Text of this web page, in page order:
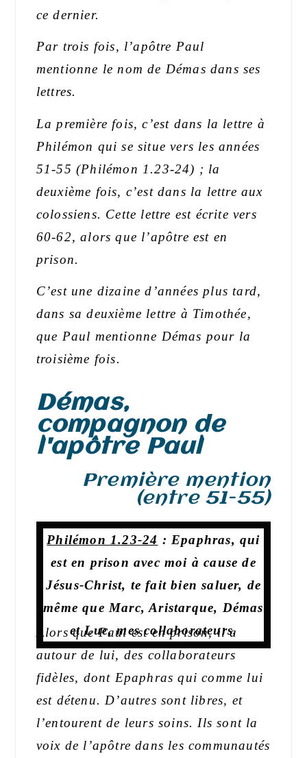
ce dernier.
Par trois fois, l’apôtre Paul
mentionne le nom de Démas dans ses
lettres.
La première fois, c’est dans la lettre à
Philémon qui se situe vers les années
51-55 (Philémon 1.23-24) ; la
deuxième fois, c’est dans la lettre aux
colossiens. Cette lettre est écrite vers
60-62, alors que l’apôtre est en
prison.
C’est une dizaine d’années plus tard,
dans sa deuxième lettre à Timothée,
que Paul mentionne Démas pour la
troisième fois.
Démas,
compagnon de
l'apôtre Paul
Première mention
(entre 51-55)
Philémon 1.23-24 :Epaphras, qui
est en prison avec moi à cause de
Jésus-Christ, te fait bien saluer, de
même que Marc, Aristarque, Démas
et Luc, mes collaborateurs.
Alors que Paul est en prison, il a
autour de lui, des collaborateurs
fidèles, dont Epaphras qui comme lui
est détenu. D’autres sont libres, et
l’entourent de leurs soins. Ils sont la
voix de l’apôtre dans les communautés